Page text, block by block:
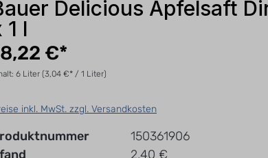
Delicious Apfelsaft
1 l
€*
6 Liter (3,04 €* / 1 Liter)
inkl. MwSt. zzgl. Versandkosten
150361906
2,40 €